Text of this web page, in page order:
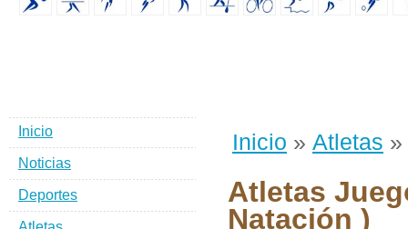
Inicio » Atletas »
Atletas
Natación )
Inicio
Noticias
Deportes